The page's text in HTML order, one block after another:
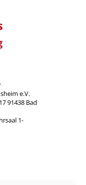
e.V.
91438 Bad
1-